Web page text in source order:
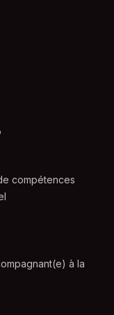
compétences
à la